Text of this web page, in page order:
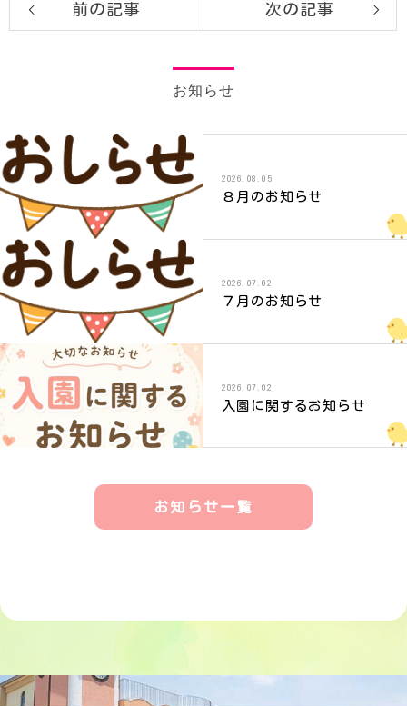
前の記事 次の記事
お知らせ
2026.08.05
８月のお知らせ
2026.07.02
７月のお知らせ
2026.07.02
入園に関するお知らせ
お知らせ一覧